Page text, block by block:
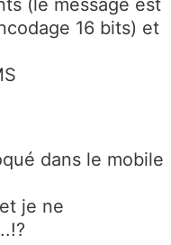
16 bits) et
dans le mobile
je ne